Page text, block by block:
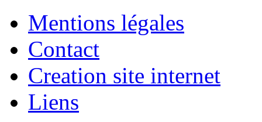
Mentions légales
Contact
Creation site internet
Liens